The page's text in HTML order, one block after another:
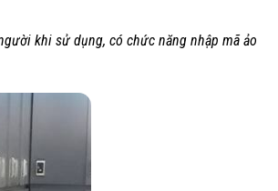
khi sử dụng, có chức năng nhập mã ảo